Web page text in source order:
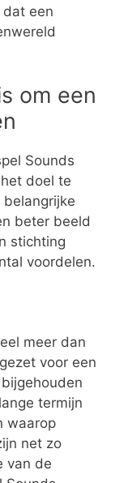
een
om een
Sounds
doel te
beter beeld
stichting
voordelen.
meer dan
voor een
termijn
waarop
net zo
van de